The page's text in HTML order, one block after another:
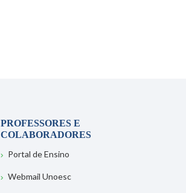
PROFESSORES E
COLABORADORES
Portal de Ensino
Webmail Unoesc